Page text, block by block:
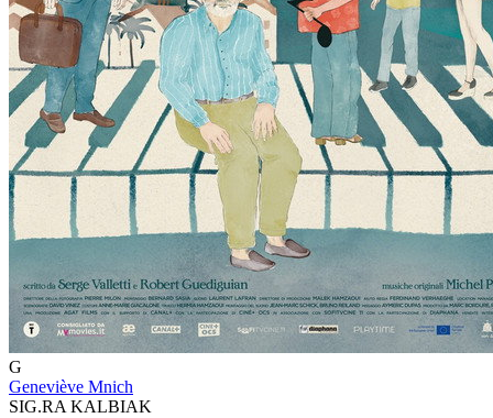
G
Geneviève Mnich
SIG.RA KALBIAK